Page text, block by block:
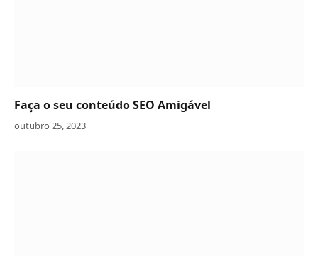
Faça o seu conteúdo SEO Amigável
outubro 25, 2023